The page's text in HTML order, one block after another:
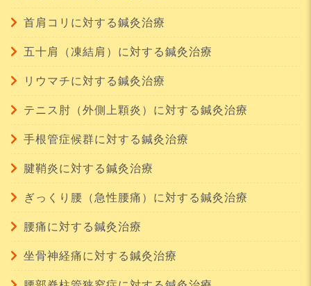
首肩コリに対する鍼灸治療
五十肩（凍結肩）に対する鍼灸治療
リウマチに対する鍼灸治療
テニス肘（外側上顆炎）に対する鍼灸治療
手根管症候群に対する鍼灸治療
腱鞘炎に対する鍼灸治療
ぎっくり腰（急性腰痛）に対する鍼灸治療
腰痛に対する鍼灸治療
坐骨神経痛に対する鍼灸治療